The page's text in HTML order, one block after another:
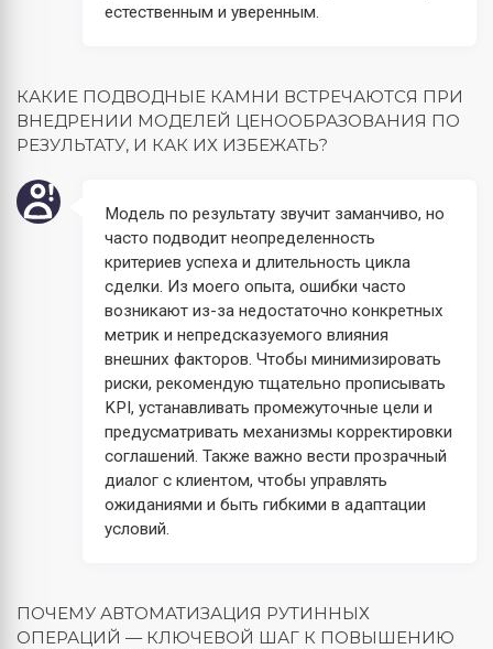
естественным и уверенным.
КАКИЕ ПОДВОДНЫЕ КАМНИ ВСТРЕЧАЮТСЯ ПРИ
ВНЕДРЕНИИ МОДЕЛЕЙ ЦЕНООБРАЗОВАНИЯ ПО
РЕЗУЛЬТАТУ, И КАК ИХ ИЗБЕЖАТЬ?
Модель по результату звучит заманчиво, но
часто подводит неопределенность
критериев успеха и длительность цикла
сделки. Из моего опыта, ошибки часто
возникают из-за недостаточно конкретных
метрик и непредсказуемого влияния
внешних факторов. Чтобы минимизировать
риски, рекомендую тщательно прописывать
KPI, устанавливать промежуточные цели и
предусматривать механизмы корректировки
соглашений. Также важно вести прозрачный
диалог с клиентом, чтобы управлять
ожиданиями и быть гибкими в адаптации
условий.
ПОЧЕМУ АВТОМАТИЗАЦИЯ РУТИННЫХ
ОПЕРАЦИЙ — КЛЮЧЕВОЙ ШАГ К ПОВЫШЕНИЮ